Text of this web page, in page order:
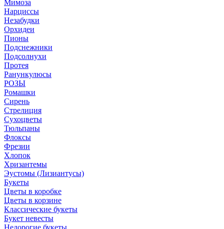
Мимоза
Нарциссы
Незабудки
Орхидеи
Пионы
Подснежники
Подсолнухи
Протея
Ранункулюсы
РОЗЫ
Ромашки
Сирень
Стрелиция
Сухоцветы
Тюльпаны
Флоксы
Фрезии
Хлопок
Хризантемы
Эустомы (Лизиантусы)
Букеты
Цветы в коробке
Цветы в корзине
Классические букеты
Букет невесты
Недорогие букеты